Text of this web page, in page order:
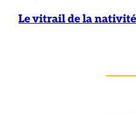
Le vitrail de la